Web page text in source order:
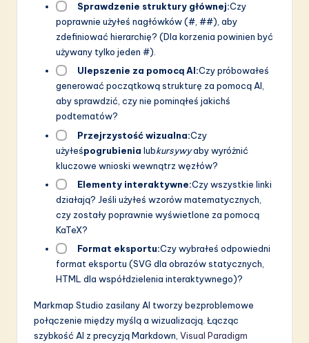
Sprawdzenie struktury głównej:Czy
poprawnie użyłeś nagłówków (#, ##), aby
zdefiniować hierarchię? (Dla korzenia powinien być
używany tylko jeden #).
Ulepszenie za pomocą AI:Czy próbowałeś
generować początkową strukturę za pomocą AI,
aby sprawdzić, czy nie pominąłeś jakichś
podtematów?
Przejrzystość wizualna:Czy
użyłeśpogrubienia lubkursywyaby wyróżnić
kluczowe wnioski wewnątrz węzłów?
Elementy interaktywne:Czy wszystkie linki
działają? Jeśli użyłeś wzorów matematycznych,
czy zostały poprawnie wyświetlone za pomocą
KaTeX?
Format eksportu:Czy wybrałeś odpowiedni
format eksportu (SVG dla obrazów statycznych,
HTML dla współdzielenia interaktywnego)?
Markmap Studio zasilany AI tworzy bezproblemowe
połączenie między myślą a wizualizacją. Łącząc
szybkość AI z precyzją Markdown, Visual Paradigm